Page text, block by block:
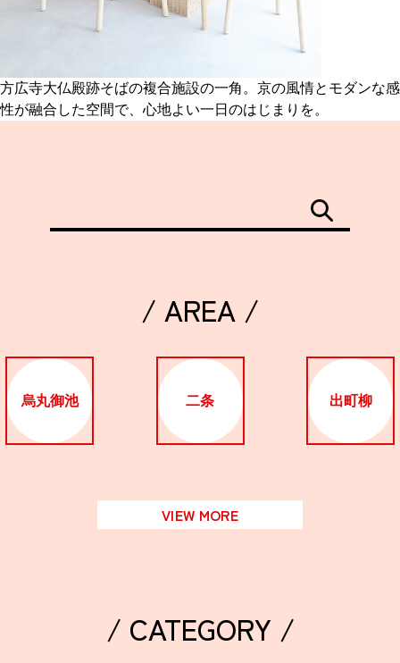
おすすめの本
おすすめのイベント
方広寺大仏殿跡そばの複合施設の一角。京の風情とモダンな感
性が融合した空間で、心地よい一日のはじまりを。
/ AREA /
烏丸御池 二条 出町柳
VIEW MORE
/ CATEGORY /